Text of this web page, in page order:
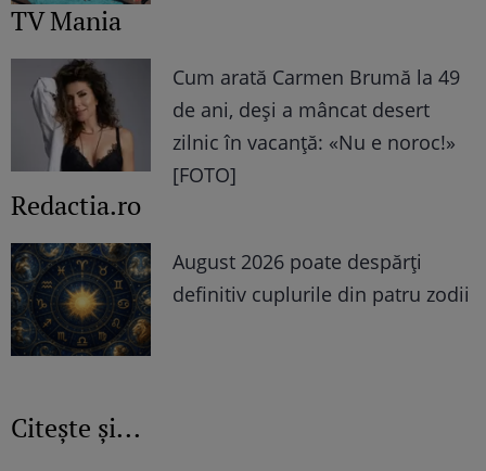
TV Mania
Cum arată Carmen Brumă la 49
de ani, deși a mâncat desert
zilnic în vacanță: «Nu e noroc!»
[FOTO]
Redactia.ro
August 2026 poate despărți
definitiv cuplurile din patru zodii
Citește și...